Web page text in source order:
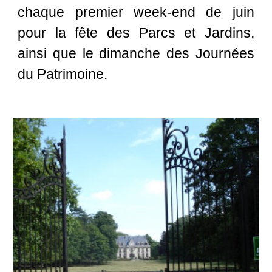
chaque premier week-end de juin
pour la fête des Parcs et Jardins,
ainsi que le dimanche des Journées
du Patrimoine.